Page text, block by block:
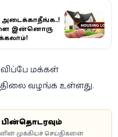
அடைக்காதீங்க..!
இன்னொரு
மக்கள்
வழங்க உள்ளது.
பின்தொடரவும்
முக்கியச் செய்திகளை